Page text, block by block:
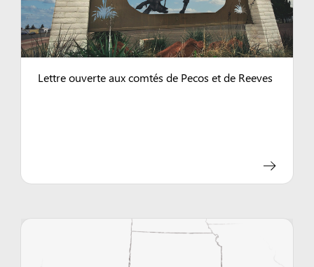
Lettre ouverte aux comtés de Pecos et de Reeves